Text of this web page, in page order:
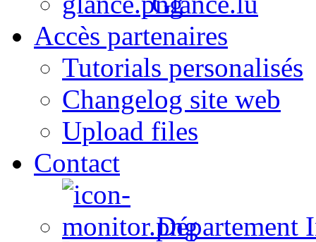
Accès partenaires
Tutorials personalisés
Changelog site web
Upload files
Contact
Département